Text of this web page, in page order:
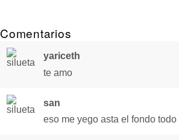
Comentarios
yariceth
te amo
san
eso me yego asta el fondo todo